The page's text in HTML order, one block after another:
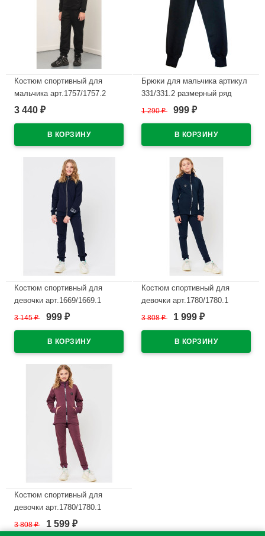
Костюм спортивный для
мальчика арт.1757/1757.2
размер 32/128-48/176
3 440 ₽
Брюки для мальчика артикул
331/331.2 размерный ряд
32/128-46/170 цвет темно-
1 290₽ 999 ₽
Костюм спортивный для
девочки арт.1669/1669.1
размер 32/128-46/170
3 145₽ 999 ₽
Костюм спортивный для
девочки арт.1780/1780.1
размер 32/128-46/170
3 808₽ 1 999 ₽
Костюм спортивный для
девочки арт.1780/1780.1
размер 32/128-46/170
трикотажный цвет брусника
3 808₽ 1 599 ₽